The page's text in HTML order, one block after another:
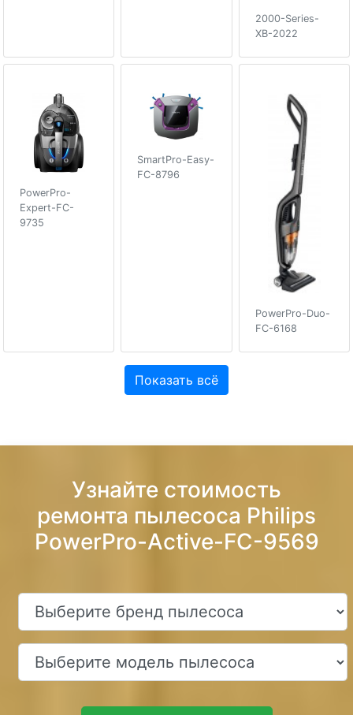
2000-Series-
XB-2022
PowerPro-
Expert-FC-
9735
SmartPro-Easy-
FC-8796
PowerPro-Duo-
FC-6168
Показать всё
Узнайте стоимость
ремонта пылесоса Philips
PowerPro-Active-FC-9569